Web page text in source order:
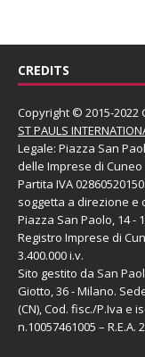
CREDITS
Copyright © 2015-2022
ST PAULS
Legale: Piazza San
delle Imprese di
Partita IVA
soggetta a direzione e
Piazza San Paolo, 14 -
Registro Imprese di
3.400.000 i.v.
Sito gestito da San
Giotto, 36 - Milano.
(CN), Cod. fisc./P.Iva e
n.10057461005 – R.E.A.